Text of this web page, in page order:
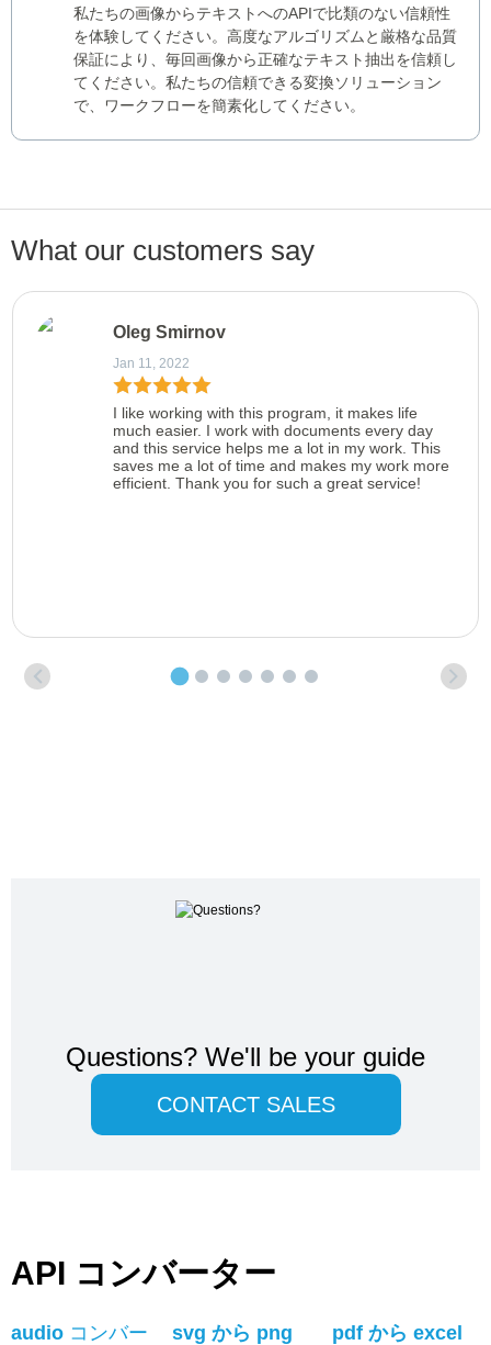
私たちの画像からテキストへのAPIで比類のない信頼性
を体験してください。高度なアルゴリズムと厳格な品質
保証により、毎回画像から正確なテキスト抽出を信頼し
てください。私たちの信頼できる変換ソリューション
で、ワークフローを簡素化してください。
What our customers say
Oleg Smirnov
Jan 11, 2022
I like working with this program, it makes life
much easier. I work with documents every day
and this service helps me a lot in my work. This
saves me a lot of time and makes my work more
efficient. Thank you for such a great service!
Questions? We'll be your guide
CONTACT SALES
API コンバーター
audio コンバー
svg から png
pdf から excel